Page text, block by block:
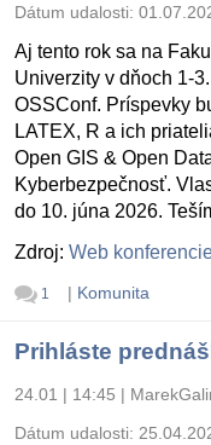
Dátum udalosti:
Aj tento rok sa na
Univerzity v dňoch 1-
OSSConf. Príspevky
LATEX, R a ich
Open GIS & Open
Kyberbezpečnosť.
do 10. júna 2026.
Zdroj: Web
1 | Komunita
Prihláste
24.01 | 14:45 |
Dátum udalosti: